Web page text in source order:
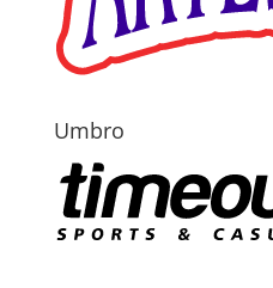
Umbro